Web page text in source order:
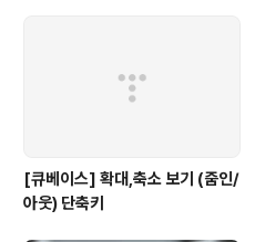
[큐베이스] 확대,축소 보기 (줌인/
아웃) 단축키